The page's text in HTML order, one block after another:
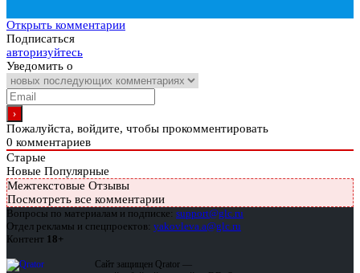
Открыть комментарии
Подписаться
авторизуйтесь
Уведомить о
Пожалуйста, войдите, чтобы прокомментировать
0 комментариев
Старые
Новые Популярные
Межтекстовые Отзывы
Посмотреть все комментарии
Вопросы по материалам и подписке: support@glc.ru
Отдел рекламы и спецпроектов: yakovleva.a@glc.ru
Контент 18+
Сайт защищен Qrator —